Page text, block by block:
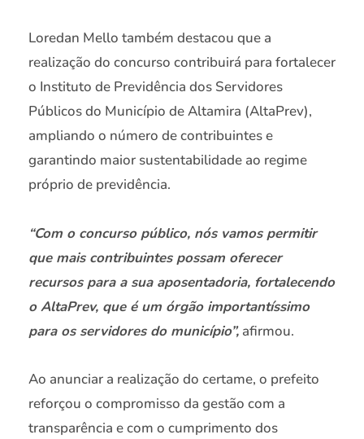
Loredan Mello também destacou que a
realização do concurso contribuirá para fortalecer
o Instituto de Previdência dos Servidores
Públicos do Município de Altamira (AltaPrev),
ampliando o número de contribuintes e
garantindo maior sustentabilidade ao regime
próprio de previdência.
“Com o concurso público, nós vamos permitir
que mais contribuintes possam oferecer
recursos para a sua aposentadoria, fortalecendo
o AltaPrev, que é um órgão importantíssimo
para os servidores do município”, afirmou.
Ao anunciar a realização do certame, o prefeito
reforçou o compromisso da gestão com a
transparência e com o cumprimento dos